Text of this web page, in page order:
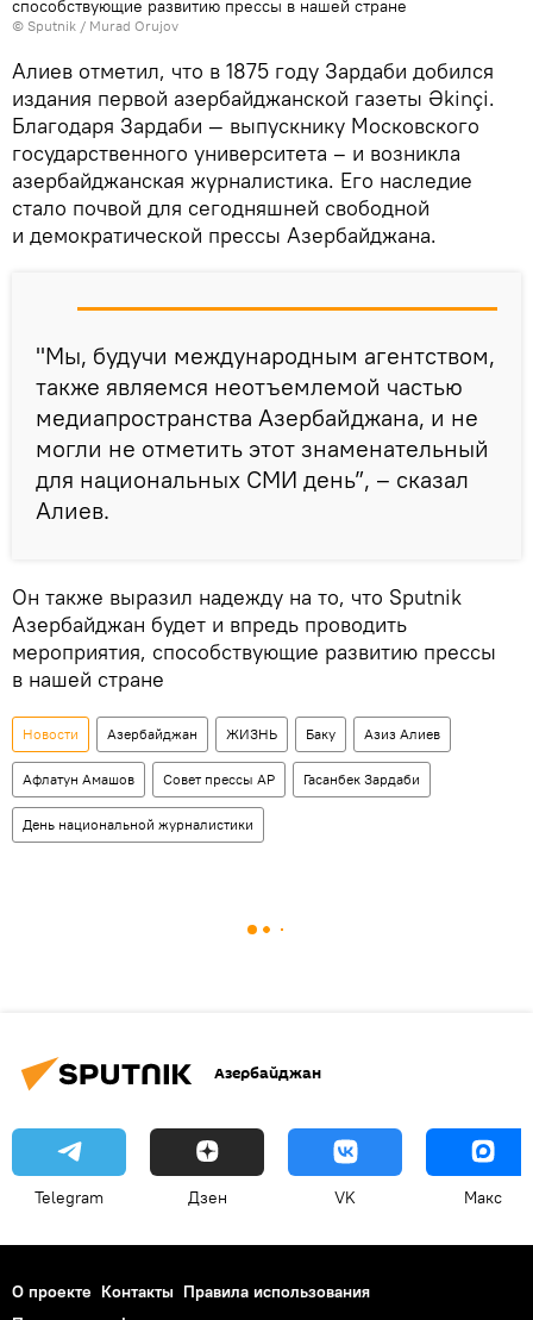
способствующие развитию прессы в нашей стране
© Sputnik / Murad Orujov
Алиев отметил, что в 1875 году Зардаби добился
издания первой азербайджанской газеты Əkinçi.
Благодаря Зардаби — выпускнику Московского
государственного университета – и возникла
азербайджанская журналистика. Его наследие
стало почвой для сегодняшней свободной
и демократической прессы Азербайджана.
"Мы, будучи международным агентством,
также являемся неотъемлемой частью
медиапространства Азербайджана, и не
могли не отметить этот знаменательный
для национальных СМИ день”, – сказал
Алиев.
Он также выразил надежду на то, что Sputnik
Азербайджан будет и впредь проводить
мероприятия, способствующие развитию прессы
в нашей стране
Новости Азербайджан ЖИЗНЬ Баку Азиз Алиев
Афлатун Амашов Совет прессы АР Гасанбек Зардаби
День национальной журналистики
Азербайджан
Telegram Дзен VK Макс
О проекте Контакты Правила использования